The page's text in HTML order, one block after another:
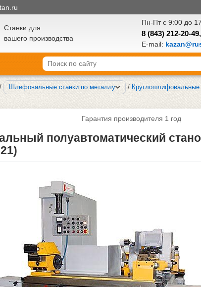
Станки для
вашего производства
Пн-Пт с 9:00 до
8 (843) 212-20-49,
E-mail:
/ Шлифовальные станки по металлу / Круглошлифовальные
Гарантия производителя 1 год
полуавтоматический